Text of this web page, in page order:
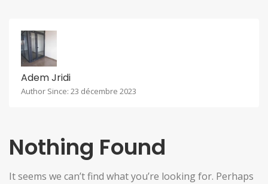
Adem Jridi
Author Since: 23 décembre 2023
Nothing Found
It seems we can’t find what you’re looking for. Perhaps